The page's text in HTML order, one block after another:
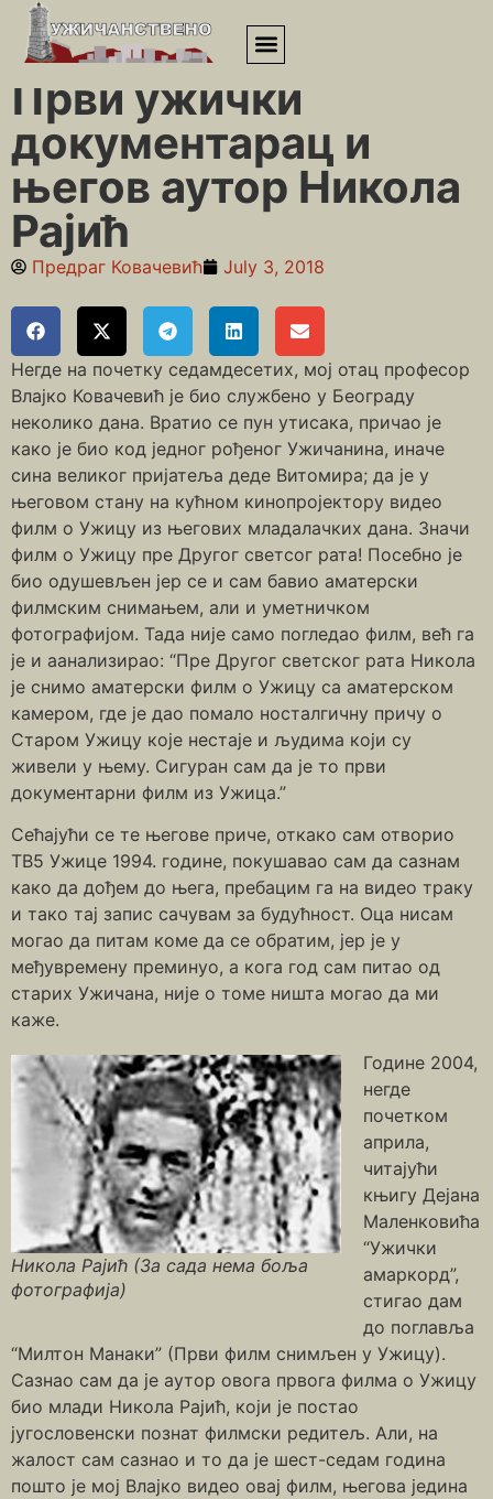
Почетна»Уметници»Први ужички документарац и његов
аутор Никола Рајић
Први ужички
документарац и
његов аутор Никола
Рајић
Предраг Ковачевић July 3, 2018
Негде на почетку седамдесетих, мој отац професор
Влајко Ковачевић је био службено у Београду
неколико дана. Вратио се пун утисака, причао је
како је био код једног рођеног Ужичанина, иначе
сина великог пријатеља деде Витомира; да је у
његовом стану на кућном кинопројектору видео
филм о Ужицу из његових младалачких дана. Значи
филм о Ужицу пре Другог светсог рата! Посебно је
био одушевљен јер се и сам бавио аматерски
филмским снимањем, али и уметничком
фотографијом. Тада није само погледао филм, већ га
је и аанализирао: “Пре Другог светског рата Никола
је снимо аматерски филм о Ужицу са аматерском
камером, где је дао помало носталгичну причу о
Старом Ужицу које нестаје и људима који су
живели у њему. Сигуран сам да је то први
документарни филм из Ужица.”
Сећајући се те његове приче, откако сам отворио
ТВ5 Ужице 1994. године, покушавао сам да сазнам
како да дођем до њега, пребацим га на видео траку
и тако тај запис сачувам за будућност. Оца нисам
могао да питам коме да се обратим, јер је у
међувремену преминуо, а кога год сам питао од
старих Ужичана, није о томе ништа могао да ми
каже.
Никола Рајић (За сада нема боља
фотографија)
Године 2004,
негде
почетком
априла,
читајући
књигу Дејана
Маленковића
“Ужички
амаркорд”,
стигао дам
до поглавља
“Милтон Манаки” (Први филм снимљен у Ужицу).
Сазнао сам да је аутор овога првога филма о Ужицу
био млади Никола Рајић, који је постао
југословенски познат филмски редитељ. Али, на
жалост сам сазнао и то да је шест-седам година
пошто је мој Влајко видео овај филм, његова једина